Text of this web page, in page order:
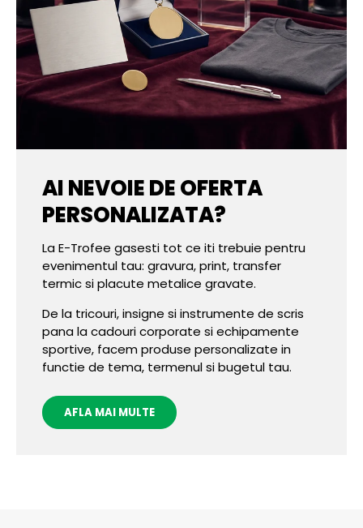
AI NEVOIE DE OFERTA
PERSONALIZATA?
La E-Trofee gasesti tot ce iti trebuie pentru
evenimentul tau: gravura, print, transfer
termic si placute metalice gravate.
De la tricouri, insigne si instrumente de scris
pana la cadouri corporate si echipamente
sportive, facem produse personalizate in
functie de tema, termenul si bugetul tau.
AFLA MAI MULTE